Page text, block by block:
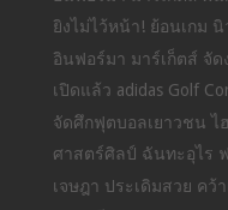
ยิงไม่ไว้หน้า! ย้อนเกม
อินฟอร์มา มาร์เก็ตส์ จัด
เปิดแล้ว adidas Golf
จัดศึกฟุตบอลเยาวชน ไ
ศาสตร์ศิลป์ ฉันทะอุไร
เจษฎา ประเดิมสวย ค